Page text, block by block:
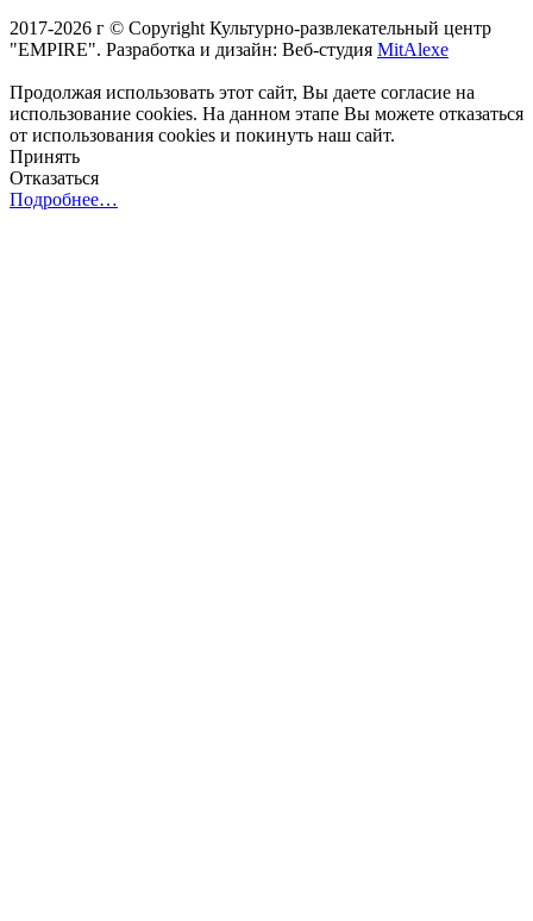
2017-2026 г © Copyright Культурно-развлекательный центр
"EMPIRE". Разработка и дизайн: Веб-студия MitAlexe
Продолжая использовать этот сайт, Вы даете согласие на
использование cookies. На данном этапе Вы можете отказаться
от использования cookies и покинуть наш сайт.
Принять
Отказаться
Подробнее…